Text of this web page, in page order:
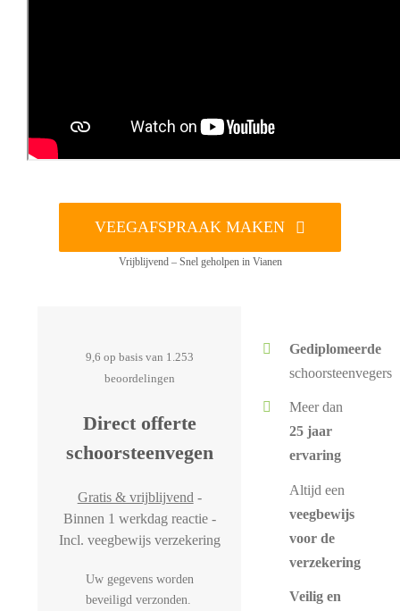
VEEGAFSPRAAK MAKEN
Vrijblijvend – Snel geholpen in Vianen
9,6 op basis van 1.253
beoordelingen
Direct offerte
schoorsteenvegen
Gratis & vrijblijvend -
Binnen 1 werkdag reactie -
Incl. veegbewijs verzekering
Uw gegevens worden
beveiligd verzonden.
Gediplomeerde
schoorsteenvegers
Meer dan
25 jaar
ervaring
Altijd een
veegbewijs
voor de
verzekering
Veilig en